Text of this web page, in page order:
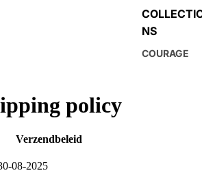
NS
COURAGE
policy
Verzendbeleid
08-2025